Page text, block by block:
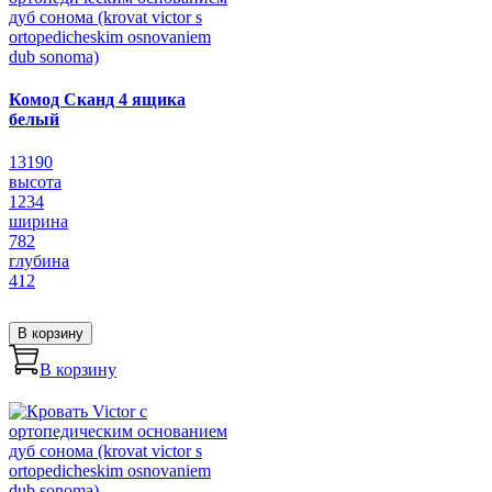
Комод Сканд 4 ящика
белый
13190
высота
1234
ширина
782
глубина
412
В корзину
В корзину